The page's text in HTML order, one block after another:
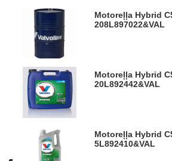
Motoreļļa Hybrid C5 0W20
208L897022&VAL
Motoreļļa Hybrid C5 0W20
20L892442&VAL
Motoreļļa Hybrid C5 0W20
5L892410&VAL